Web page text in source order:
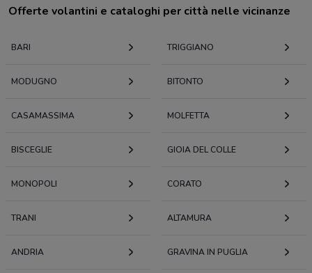
Offerte volantini e cataloghi per città nelle vicinanze
BARI TRIGGIANO
MODUGNO BITONTO
CASAMASSIMA MOLFETTA
BISCEGLIE GIOIA DEL COLLE
MONOPOLI CORATO
TRANI ALTAMURA
ANDRIA GRAVINA IN PUGLIA